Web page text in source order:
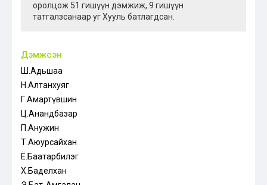
оролцож 51 гишүүн дэмжиж, 9 гишүүн
татгалзсанаар уг Хууль батлагдсан.
Дэмжсэн
Ш.Адьшаа
Н.Алтанхуяг
Г.Амартүвшин
Ц.Анандбазар
П.Анужин
Т.Аюурсайхан
Ё.Баатарбилэг
Х.Баделхан